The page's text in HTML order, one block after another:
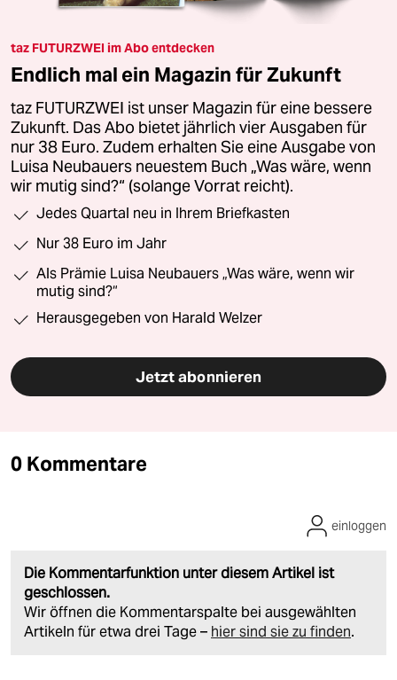
taz FUTURZWEI im Abo entdecken
Endlich mal ein Magazin für Zukunft
taz FUTURZWEI ist unser Magazin für eine bessere
Zukunft. Das Abo bietet jährlich vier Ausgaben für
nur 38 Euro. Zudem erhalten Sie eine Ausgabe von
Luisa Neubauers neuestem Buch „Was wäre, wenn
wir mutig sind?“ (solange Vorrat reicht).
Jedes Quartal neu in Ihrem Briefkasten
Nur 38 Euro im Jahr
Als Prämie Luisa Neubauers „Was wäre, wenn wir
mutig sind?“
Herausgegeben von Harald Welzer
Jetzt abonnieren
0 Kommentare
Die Kommentarfunktion unter diesem Artikel ist
geschlossen.
Wir öffnen die Kommentarspalte bei ausgewählten
Artikeln für etwa drei Tage – hier sind sie zu finden.
einloggen